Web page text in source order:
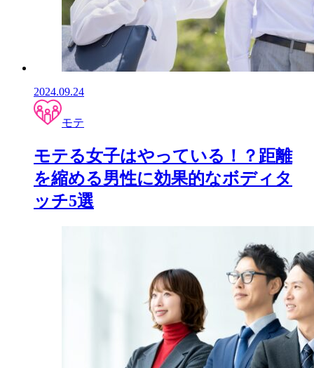
2024.09.24
モテ
モテる女子はやっている！？距離
を縮める男性に効果的なボディタ
ッチ5選